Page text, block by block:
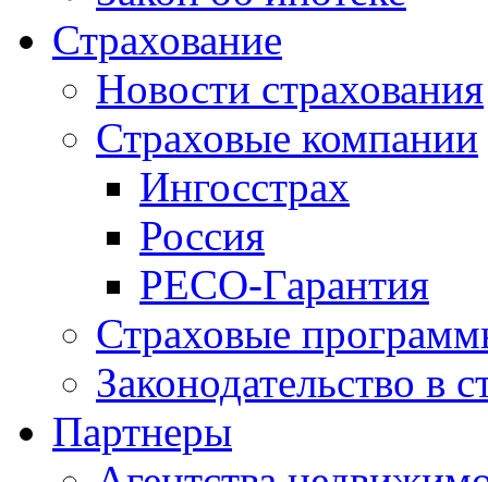
Страхование
Новости страхования
Страховые компании
Ингосстрах
Россия
РЕСО-Гарантия
Страховые
Законодательство в
Партнеры